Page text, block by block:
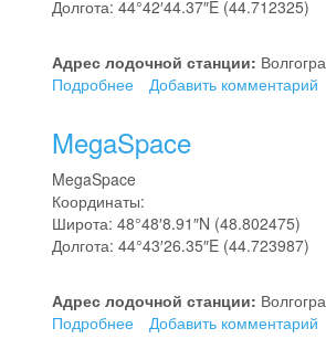
Долгота: 44°42′44.37″E (44.712325)
Адрес лодочной станции:
Подробнее
"Сталь"
Добавить комментарий
MegaSpace
MegaSpace
Координаты:
Широта: 48°48′8.91″N (48.802475)
Долгота: 44°43′26.35″E (44.723987)
Адрес лодочной станции:
Подробнее
Добавить комментарий